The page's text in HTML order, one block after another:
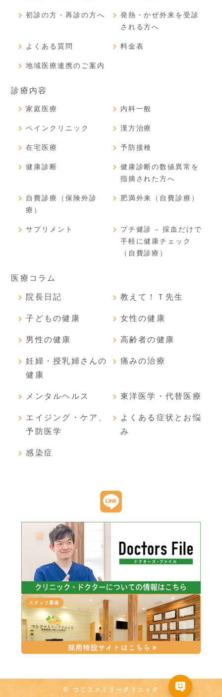
初診の方・再診の方へ
発熱・かぜ外来を受診
される方へ
よくある質問 料金表
地域医療連携のご案内
診療内容
家庭医療 内科一般
ペインクリニック 漢方治療
在宅医療 予防接種
健康診断
健康診断の数値異常を
指摘された方へ
自費診療（保険外診
療）
肥満外来（自費診療）
サプリメント
プチ健診 – 採血だけで
手軽に健康チェック
（自費診療）
医療コラム
院長日記 教えて！Ｔ先生
子どもの健康 女性の健康
男性の健康 高齢者の健康
妊婦・授乳婦さんの
健康
痛みの治療
メンタルヘルス 東洋医学・代替医療
エイジング・ケア、
予防医学
よくある症状とお悩
み
感染症
© つじファミリークリニック